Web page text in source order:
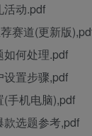
活动.pdf
赛道(更新版
何处理.pdf
置步骤,pdf
手机电脑),pdf
选题参考,pdf